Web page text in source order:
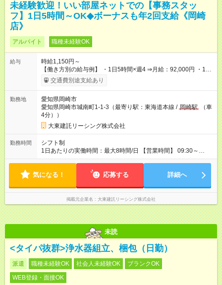
未経験歓迎！いい部屋ネットでの【事務スタッ
フ】1日5時間～OK◆ボーナスも年2回支給《岡崎
店》
アルバイト 職種未経験OK
給与
時給1,150円～
【働き方別の給与例】 ・1日5時間×週4 ⇒月給：92,000円 ・1日
8時間×週5 ⇒月給：184,000円 ☆ライフスタイルに合わせて柔軟
に働けます！ 《昇給》 あり※会社業績による 《賞与》 年2回あ
月4万円) ●資格手当(宅地建物取引士：1万円/月) 【試用期間】試
用期間なし
交通費別途支給あり
勤務地
愛知県岡崎市
愛知県岡崎市城南町1-1-3（最寄り駅：東海道本線 / 岡崎駅
（車
4分））
大東建託リーシング株式会社
勤務時間
シフト制
1日あたりの実働時間：最大8時間/日 【営業時間】 09:30～
18:30 ★上記時間内で1日5時間～勤務OK ＼ライフスタイルに合
軽にご相談ください！ ◆1か月ごとのシフト提出制 ◆業務特性お
ます。
気になる！ 応募する 詳細へ
掲載元企業名 大東建託リーシング株式会社
未読
<タイパ抜群>浄水器組立、梱包（日勤）
派遣 職種未経験OK 社会人未経験OK
ブランクOK
WEB登録・面接OK